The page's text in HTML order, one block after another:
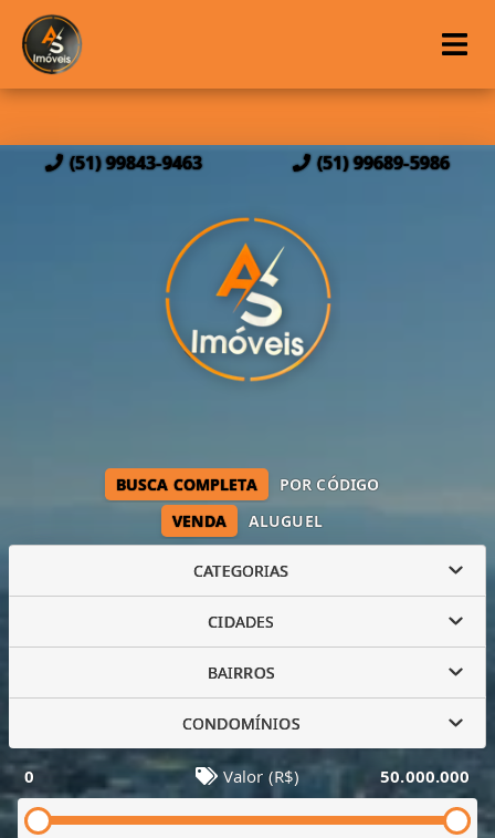
(51) 99843-9463 (51) 99689-5986
VENDA ALUGUEL
BUSCA COMPLETA POR CÓDIGO
CATEGORIAS
CIDADES
BAIRROS
CONDOMÍNIOS
0 Valor (R$) 50.000.000